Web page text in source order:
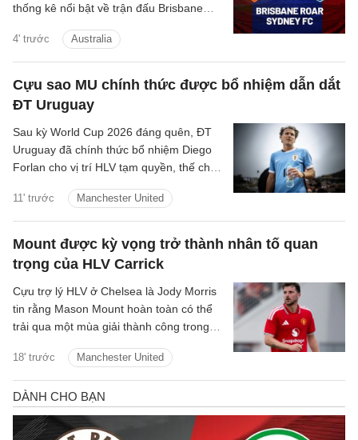
4' trước Australia
thống kê nổi bật về trận đấu Brisbane
Australia hôm nay.
Cựu sao MU chính thức được bổ nhiệm dẫn dắt
ĐT Uruguay
11' trước Manchester United
Sau kỳ World Cup 2026 đáng quên, ĐT
Uruguay đã chính thức bổ nhiệm Diego
Forlan cho vị trí HLV tạm quyền, thế chỗ
Mount được kỳ vọng trở thành nhân tố quan
trọng của HLV Carrick
18' trước Manchester United
Cựu trợ lý HLV ở Chelsea là Jody Morris
tin rằng Mason Mount hoàn toàn có thể
trải qua một mùa giải thành công trong
những nhân tố quan trọng dưới thời HLV
Michael Carrick.